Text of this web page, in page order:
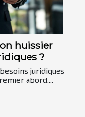
huissier
?
juridiques
abord....